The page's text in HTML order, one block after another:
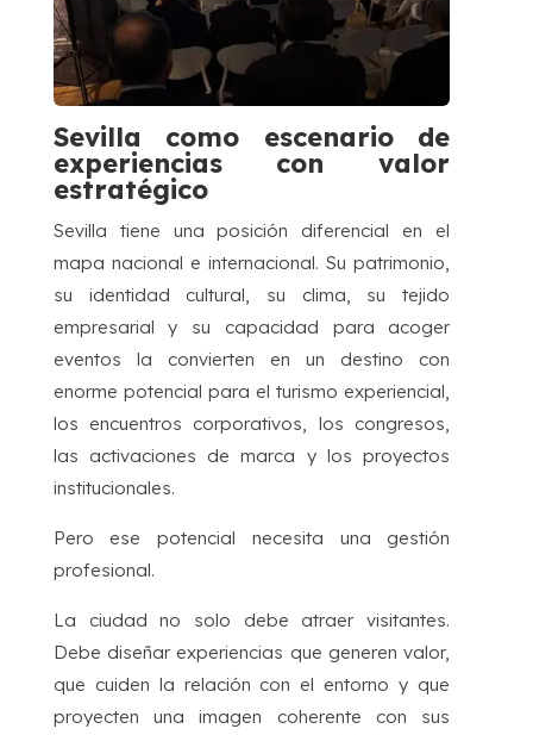
Sevilla como escenario de
experiencias con valor
estratégico
Sevilla tiene una posición diferencial en el
mapa nacional e internacional. Su patrimonio,
su identidad cultural, su clima, su tejido
empresarial y su capacidad para acoger
eventos la convierten en un destino con
enorme potencial para el turismo experiencial,
los encuentros corporativos, los congresos,
las activaciones de marca y los proyectos
institucionales.
Pero ese potencial necesita una gestión
profesional.
La ciudad no solo debe atraer visitantes.
Debe diseñar experiencias que generen valor,
que cuiden la relación con el entorno y que
proyecten una imagen coherente con sus